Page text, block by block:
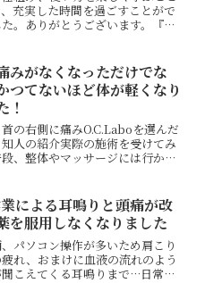
充実した時間を過ごすことがで
。ありがとうございます。『ス
、わかりやすいご指導により、
克服出来そうです。...
みがなくなっただけでな
つてないほど体が軽くなり
！
の右側に痛みO.C.Laboを選んだ
人の紹介実際の施術を受けてみ
、整体やマッサージには行かな
首をマッサージしていたのです
のバラン...
による耳鳴りと頭痛が改
を服用しなくなりました
パソコン操作が多いため肩こり
れ、おまけに血液の流れのよう
こえてくる耳鳴りまで…日常的